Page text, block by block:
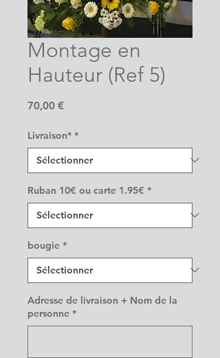
Montage en
Hauteur (Ref 5)
70,00 €Prix
Livraison* *
Ruban 10€ ou carte 1.95€ *
bougie *
Adresse de livraison + Nom de la
personne *